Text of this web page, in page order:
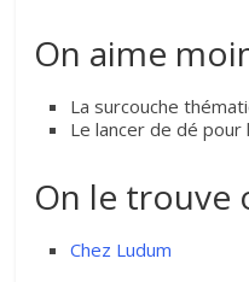
On aime
La surcouche
Le lancer de dé pour
On le trouve
Chez Ludum